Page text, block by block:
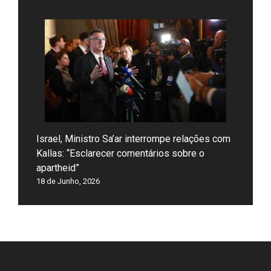
Israel, Ministro Sa’ar interrompe relações com
Kallas: “Esclarecer comentários sobre o
apartheid”
18 de Junho, 2026